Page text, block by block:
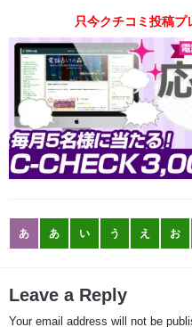
只今クチコミ投稿プ
あ あ い う え お
Leave a Reply
Your email address will not be